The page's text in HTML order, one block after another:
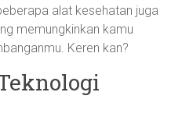
alat kesehatan juga
memungkinkan kamu
Keren kan?